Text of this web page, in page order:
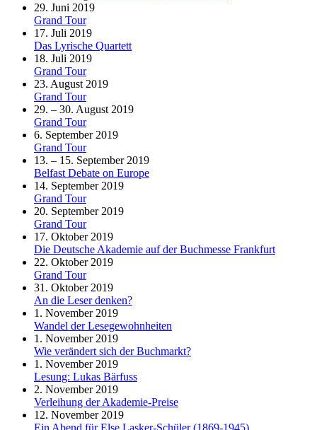
29. Juni 2019
Grand Tour
17. Juli 2019
Das Lyrische Quartett
18. Juli 2019
Grand Tour
23. August 2019
Grand Tour
29. – 30. August 2019
Grand Tour
6. September 2019
Grand Tour
13. – 15. September 2019
Belfast Debate on Europe
14. September 2019
Grand Tour
20. September 2019
Grand Tour
17. Oktober 2019
Die Deutsche Akademie auf der Buchmesse Frankfurt
22. Oktober 2019
Grand Tour
31. Oktober 2019
An die Leser denken?
1. November 2019
Wandel der Lesegewohnheiten
1. November 2019
Wie verändert sich der Buchmarkt?
1. November 2019
Lesung: Lukas Bärfuss
2. November 2019
Verleihung der Akademie-Preise
12. November 2019
Ein Abend für Else Lasker-Schüler (1869-1945)